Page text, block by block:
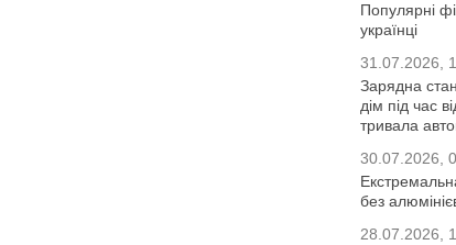
Популярні
українці
31.07.2026,
Зарядна
дім під час
тривала
30.07.2026,
без
28.07.2026,